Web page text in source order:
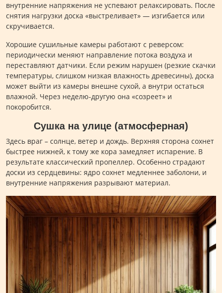
внутренние напряжения не успевают релаксировать. После
снятия нагрузки доска «выстреливает» — изгибается или
скручивается.
Хорошие сушильные камеры работают с реверсом:
периодически меняют направление потока воздуха и
переставляют датчики. Если режим нарушен (резкие скачки
температуры, слишком низкая влажность древесины), доска
может выйти из камеры внешне сухой, а внутри остаться
влажной. Через неделю-другую она «созреет» и
покоробится.
Сушка на улице (атмосферная)
Здесь враг – солнце, ветер и дождь. Верхняя сторона сохнет
быстрее нижней, к тому же кора замедляет испарение. В
результате классический пропеллер. Особенно страдают
доски из сердцевины: ядро сохнет медленнее заболони, и
внутренние напряжения разрывают материал.